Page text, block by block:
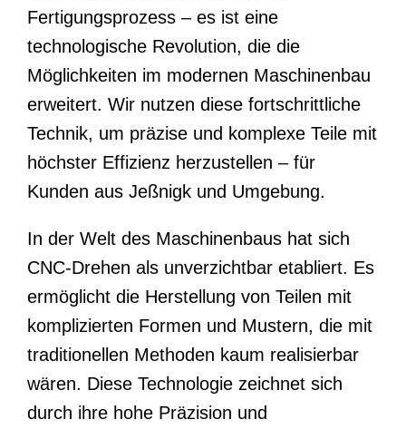
Fertigungsprozess – es ist eine
technologische Revolution, die die
Möglichkeiten im modernen Maschinenbau
erweitert. Wir nutzen diese fortschrittliche
Technik, um präzise und komplexe Teile mit
höchster Effizienz herzustellen – für
Kunden aus Jeßnigk und Umgebung.
In der Welt des Maschinenbaus hat sich
CNC-Drehen als unverzichtbar etabliert. Es
ermöglicht die Herstellung von Teilen mit
komplizierten Formen und Mustern, die mit
traditionellen Methoden kaum realisierbar
wären. Diese Technologie zeichnet sich
durch ihre hohe Präzision und